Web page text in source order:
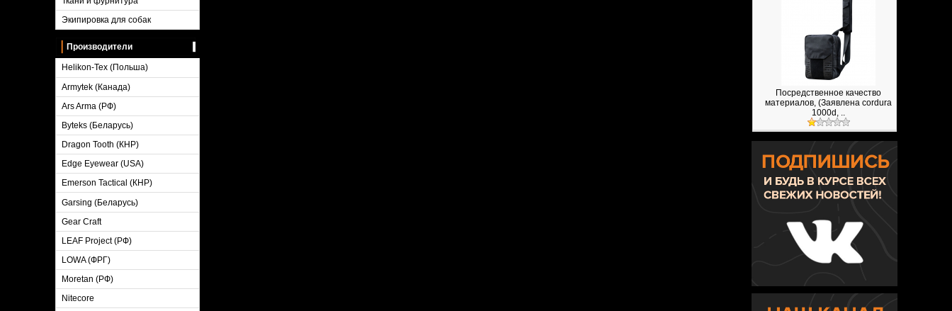
Экипировка для собак
Производители
Helikon-Tex (Польша)
Armytek (Канада)
Ars Arma (РФ)
Byteks (Беларусь)
Dragon Tooth (КНР)
Edge Eyewear (USA)
Emerson Tactical (КНР)
Garsing (Беларусь)
Gear Craft
LEAF Project (РФ)
LOWA (ФРГ)
Moretan (РФ)
Nitecore
Посредственное качество
материалов, (Заявлена cordura
1000d, ..